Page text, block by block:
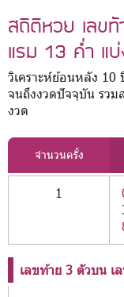
สถิติหวย เลข
แรม 13 ค่ำ แ
วิเคราะห์ย้อนหลัง
จนถึงงวดปัจจุบัน รว
งวด
จำนวนครั้ง
1
เลขท้าย 3 ตัวบน เ